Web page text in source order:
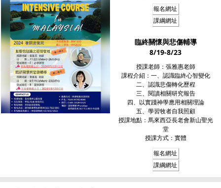
報名網址
課綱網址
臨終關懷與悲傷輔導
8/19-8/23
授課老師：張雅惠老師
課程介紹：一、認識臨終心智變化
二、認識悲傷轉化歷程
三、閱讀相關研究報告
四、以實踐神學應用相關理論
五、學習牧者自我照顧
授課地點：馬來西亞長老會新山聖光
堂
授課方式：實體
報名網址
課綱網址